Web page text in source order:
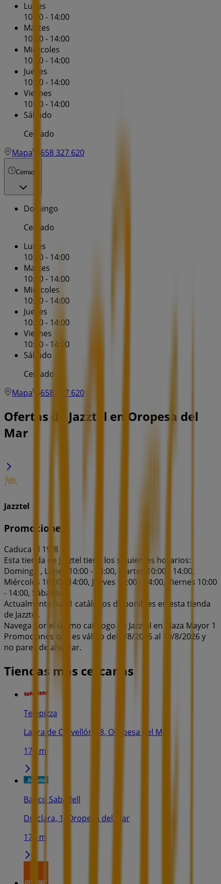
Lunes
10:00 - 14:00
Martes
10:00 - 14:00
Miércoles
10:00 - 14:00
Jueves
10:00 - 14:00
Viernes
10:00 - 14:00
Sábado
Cerrado
Mapa
658 327 620
Cerrado
Domingo
Cerrado
Lunes
10:00 - 14:00
Martes
10:00 - 14:00
Miércoles
10:00 - 14:00
Jueves
10:00 - 14:00
Viernes
10:00 - 14:00
Sábado
Cerrado
Mapa
658 327 620
Ofertas de Jazztel en Oropesa del
Mar
Jazztel
Promociones
Caduca el 19/8
Esta tienda de Jazztel tiene los siguientes horarios:
Domingo , Lunes 10:00 - 14:00, Martes 10:00 - 14:00,
Miércoles 10:00 - 14:00, Jueves 10:00 - 14:00, Viernes 10:00
- 14:00, Sábado
Actualmente hay 1 catálogos disponibles en esta tienda
de Jazztel.
Navega por el último catálogo de Jazztel en Plaza Mayor 1
Promociones que es válido del 6/8/2026 al 19/8/2026 y
no pares de ahorrar.
Tiendas más cercanas
Telepizza
Laura de Cervellón 18, Oropesa del Mar
170 m
Banco Sabadell
Dr. clara, 1, Oropesa del Mar
171 m